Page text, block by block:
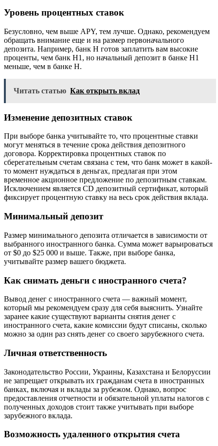
Уровень процентных ставок
Безусловно, чем выше APY, тем лучше. Однако, рекомендуем
обращать внимание еще и на размер первоначального
депозита. Например, банк Н готов заплатить вам высокие
проценты, чем банк Н1, но начальный депозит в банке Н1
меньше, чем в банке Н.
Читать статью Как открыть вклад
Изменение депозитных ставок
При выборе банка учитывайте то, что процентные ставки
могут меняться в течение срока действия депозитного
договора. Корректировка процентных ставок по
сберегательным счетам связана с тем, что банк может в какой-
то момент нуждаться в деньгах, предлагая при этом
временное акционное предложение по депозитным ставкам.
Исключением является CD депозитный сертификат, который
фиксирует процентную ставку на весь срок действия вклада.
Минимальный депозит
Размер минимального депозита отличается в зависимости от
выбранного иностранного банка. Сумма может варьироваться
от $0 до $25 000 и выше. Также, при выборе банка,
учитывайте размер вашего бюджета.
Как снимать деньги с иностранного счета?
Вывод денег с иностранного счета — важный момент,
который мы рекомендуем сразу для себя выяснить. Узнайте
заранее какие существуют варианты снятия денег с
иностранного счета, какие комиссии будут списаны, сколько
можно за один раз снять денег со своего зарубежного счета.
Личная ответственность
Законодательство России, Украины, Казахстана и Белоруссии
не запрещает открывать их гражданам счета в иностранных
банках, включая и вклады за рубежом. Однако, вопрос
предоставления отчетности и обязательной уплаты налогов с
полученных доходов стоит также учитывать при выборе
зарубежного вклада.
Возможность удаленного открытия счета